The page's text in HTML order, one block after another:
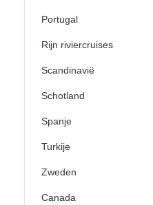
Portugal
Rijn riviercruises
Scandinavië
Schotland
Spanje
Turkije
Zweden
Canada